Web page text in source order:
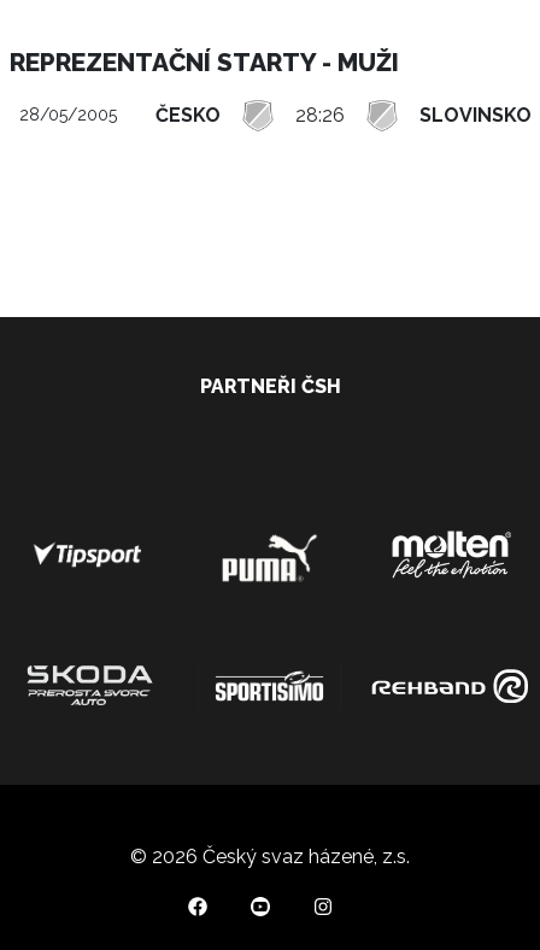
REPREZENTAČNÍ STARTY - MUŽI
28/05/2005 ČESKO 28:26 SLOVINSKO
PARTNEŘI ČSH
© 2026 Český svaz házené, z.s.